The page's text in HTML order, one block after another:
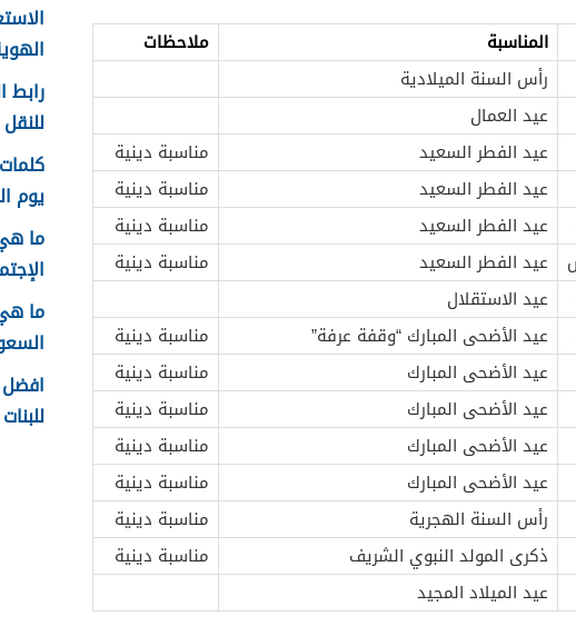
المناسبة
ملاحظات
رأس السنة الميلادية
عيد العمال
عيد الفطر السعيد
مناسبة دينية
عيد الفطر السعيد
مناسبة دينية
عيد الفطر السعيد
مناسبة دينية
عيد الفطر السعيد
مناسبة دينية
عيد الاستقلال
عيد الأضحى المبارك “وقفة عرفة”
مناسبة دينية
عيد الأضحى المبارك
مناسبة دينية
عيد الأضحى المبارك
مناسبة دينية
عيد الأضحى المبارك
مناسبة دينية
عيد الأضحى المبارك
مناسبة دينية
رأس السنة الهجرية
مناسبة دينية
ذكرى المولد النبوي الشريف
مناسبة دينية
عيد الميلاد المجيد
الهوية
رابط
للنقل 1448 في
يوم
ما
ما
للبنات